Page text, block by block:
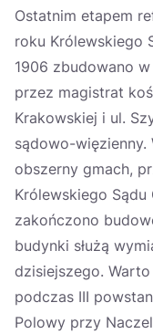
Ostatnim etapem
roku Królewskiego
1906 zbudowano
przez magistrat
Krakowskiej i ul.
sądowo-
obszerny gmach,
Królewskiego
zakończono
budynki służą
dzisiejszego.
podczas III
Polowy przy